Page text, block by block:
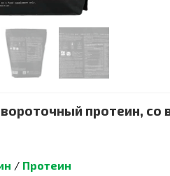
протеин, со
/ Протеин